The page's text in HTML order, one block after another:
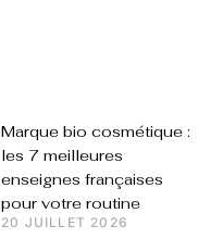
Marque bio cosmétique :
les 7 meilleures
enseignes françaises
pour votre routine
20 JUILLET 2026